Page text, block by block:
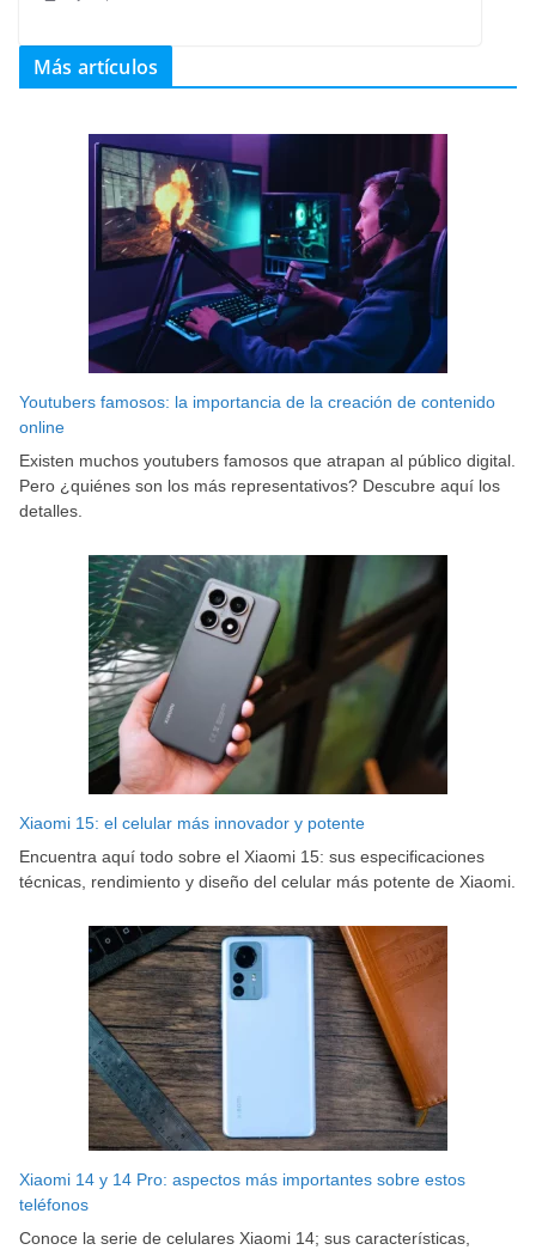
Más artículos
Youtubers famosos: la importancia de la creación de contenido
online
Existen muchos youtubers famosos que atrapan al público digital.
Pero ¿quiénes son los más representativos? Descubre aquí los
detalles.
Xiaomi 15: el celular más innovador y potente
Encuentra aquí todo sobre el Xiaomi 15: sus especificaciones
técnicas, rendimiento y diseño del celular más potente de Xiaomi.
Xiaomi 14 y 14 Pro: aspectos más importantes sobre estos
teléfonos
Conoce la serie de celulares Xiaomi 14; sus características,